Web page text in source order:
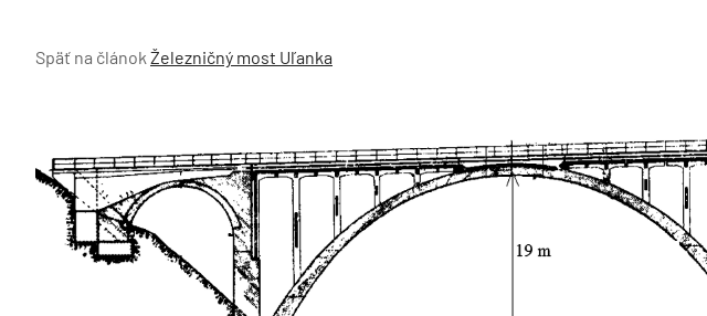
Späť na článok Železničný most Uľanka